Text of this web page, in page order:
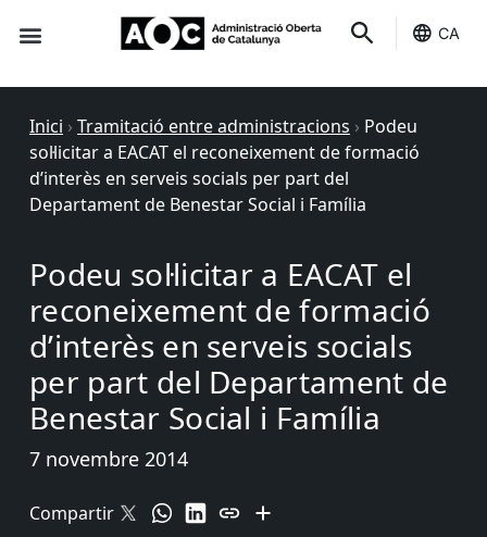
CA
Inici › Tramitació entre administracions › Podeu
sol·licitar a EACAT el reconeixement de formació
d’interès en serveis socials per part del
Departament de Benestar Social i Família
Podeu sol·licitar a EACAT el
reconeixement de formació
d’interès en serveis socials
per part del Departament de
Benestar Social i Família
7 novembre 2014
Compartir